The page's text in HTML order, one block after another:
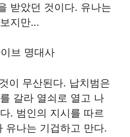
받았던 것이다. 유나는
지만…
브 명대사
이 무산된다. 납치범은
갈라 열쇠로 열고 나
. 범인의 지시를 따르
유나는 기겁하고 만다.